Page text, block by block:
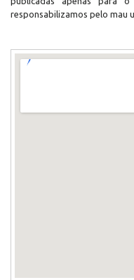
responsabilizamos pelo mau